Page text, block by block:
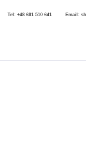
Tel: +48 691 510 641 Email: